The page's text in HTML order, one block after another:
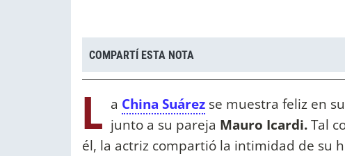
COMPARTÍ ESTA NOTA
L a China Suárez se muestra feliz en
junto a su pareja Mauro Icardi.Tal
él, la actriz compartió la intimidad de su